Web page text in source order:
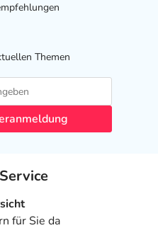
Themen
für Sie da